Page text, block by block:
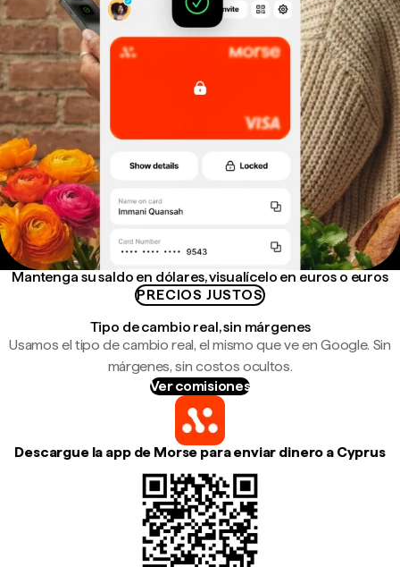
Mantenga su saldo en dólares, visualícelo en euros o euros
PRECIOS JUSTOS
Tipo de cambio real, sin márgenes
Usamos el tipo de cambio real, el mismo que ve en Google. Sin
márgenes, sin costos ocultos.
Ver comisiones
Descargue la app de Morse para enviar dinero a Cyprus